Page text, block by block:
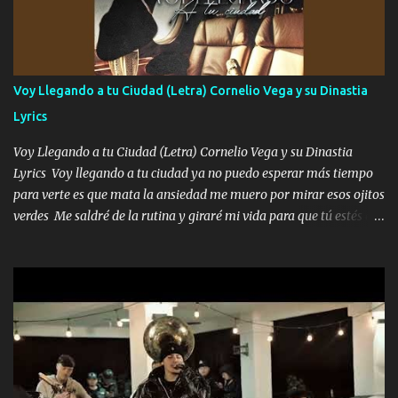
contenta como yo por ti Música Pregúntame qué es lo que me
enamora pa describirte unas cuantas horas también pregunta que
quiero contigo que seas dichosa al estar conmigo Y ya borracho
contéstame la llamada pa dedicarte unas bonitas palabras así
borracho me animo a decirte todo y puedo describirlo mucho que
me encantes Decirte que me siento muy feliz y emocionado por
tenerte aquí espero que quiera...
Voy Llegando a tu Ciudad (Letra) Cornelio Vega y su Dinastia
Lyrics
Voy Llegando a tu Ciudad (Letra) Cornelio Vega y su Dinastia
Lyrics Voy llegando a tu ciudad ya no puedo esperar más tiempo
para verte es que mata la ansiedad me muero por mirar esos ojitos
verdes Me saldré de la rutina y giraré mi vida para que tú estés en
solo yo tendre el candado 🔒 del amor ❤️ Música Mil y un besos
para dar ya estando en tu ciudad no habrá quien lo detenga si las
copas van de más vayamos a un lugar y cerremos las puertas
Entre alcohol y besos se va incrementado el Fuego en esa
habitación ya no mires más el reloj Única por donde vas me curas